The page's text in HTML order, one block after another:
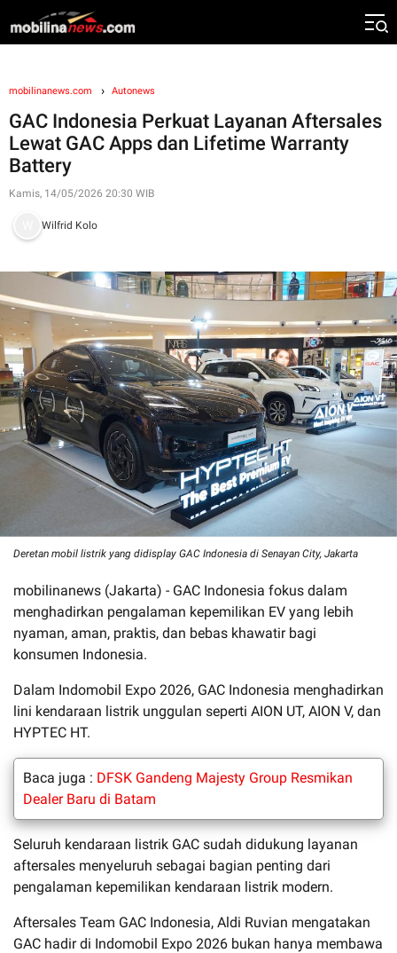
mobilinanews.com Autonews
GAC Indonesia Perkuat Layanan Aftersales
Lewat GAC Apps dan Lifetime Warranty
Battery
Kamis, 14/05/2026 20:30 WIB
Wilfrid Kolo
Deretan mobil listrik yang didisplay GAC Indonesia di Senayan City, Jakarta
mobilinanews (Jakarta) - GAC Indonesia fokus dalam
menghadirkan pengalaman kepemilikan EV yang lebih
nyaman, aman, praktis, dan bebas khawatir bagi
konsumen Indonesia.
Dalam Indomobil Expo 2026, GAC Indonesia menghadirkan
lini kendaraan listrik unggulan seperti AION UT, AION V, dan
HYPTEC HT.
Baca juga : DFSK Gandeng Majesty Group Resmikan
Dealer Baru di Batam
Seluruh kendaraan listrik GAC sudah didukung layanan
aftersales menyeluruh sebagai bagian penting dari
pengalaman kepemilikan kendaraan listrik modern.
Aftersales Team GAC Indonesia, Aldi Ruvian mengatakan
GAC hadir di Indomobil Expo 2026 bukan hanya membawa